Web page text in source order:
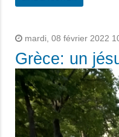
mardi, 08 février 2022
Grèce: un